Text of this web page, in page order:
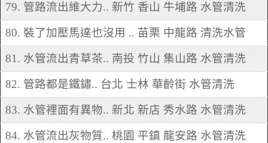
79. 管路流出維大力.. 新竹 香山 牛埔路 水管清洗
80. 裝了加壓馬達也沒用 .. 苗栗 中龍路 清洗水管
81. 水管流出青草茶.. 南投 竹山 集山路 水管清洗
82. 管路都是鐵鏽.. 台北 士林 華齡街 水管清洗
83. 水管裡面有異物.. 新北 新店 秀水路 水管清洗
84. 水管流出灰物質.. 桃園 平鎮 龍安路 水管清洗